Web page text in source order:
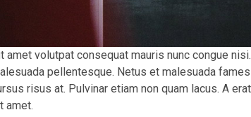
amet volutpat consequat mauris nunc congue
pellentesque. Netus et malesuada
risus at. Pulvinar etiam non quam lacus. A
amet.